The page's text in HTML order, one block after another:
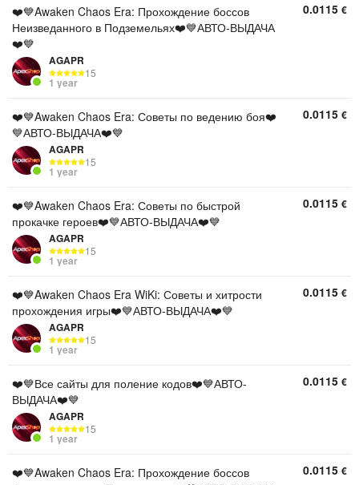
❤️💙Awaken Chaos Era: Прохождение боссов
Неизведанного в Подземельях❤️💙АВТО-ВЫДАЧА
❤️💙
AGAPR
15
1 year
0.0115 €
❤️💙Awaken Chaos Era: Советы по ведению боя❤️
💙АВТО-ВЫДАЧА❤️💙
AGAPR
15
1 year
0.0115 €
❤️💙Awaken Chaos Era: Советы по быстрой
прокачке героев❤️💙АВТО-ВЫДАЧА❤️💙
AGAPR
15
1 year
0.0115 €
❤️💙Awaken Chaos Era WiKi: Советы и хитрости
прохождения игры❤️💙АВТО-ВЫДАЧА❤️💙
AGAPR
15
1 year
0.0115 €
❤️💙Все сайты для поление кодов❤️💙АВТО-
ВЫДАЧА❤️💙
AGAPR
15
1 year
0.0115 €
❤️💙Awaken Chaos Era: Прохождение боссов
0.0115 €